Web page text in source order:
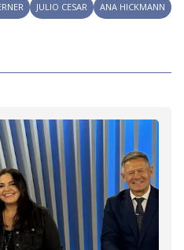
JULIO CESAR ANA HICKMANN